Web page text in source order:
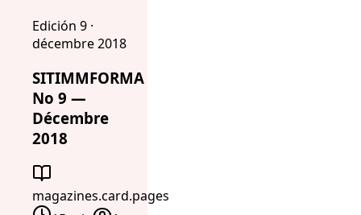
Edición 9 ·
décembre 2018
SITIMMFORMA
No 9 —
Décembre
2018
magazines.card.pages